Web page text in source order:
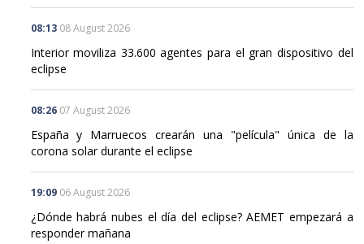
08:13 08 August 2026
Interior moviliza 33.600 agentes para el gran dispositivo del
eclipse
08:26 07 August 2026
España y Marruecos crearán una "película" única de la
corona solar durante el eclipse
19:09 06 August 2026
¿Dónde habrá nubes el día del eclipse? AEMET empezará a
responder mañana